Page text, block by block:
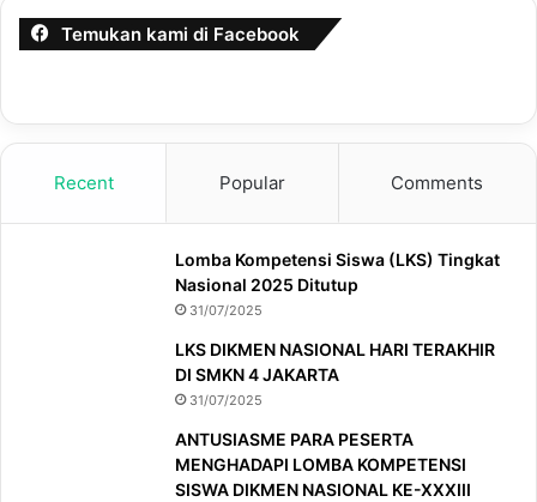
Temukan kami di Facebook
Recent Popular Comments
Lomba Kompetensi Siswa (LKS) Tingkat
Nasional 2025 Ditutup
31/07/2025
LKS DIKMEN NASIONAL HARI TERAKHIR
DI SMKN 4 JAKARTA
31/07/2025
ANTUSIASME PARA PESERTA
MENGHADAPI LOMBA KOMPETENSI
SISWA DIKMEN NASIONAL KE-XXXIII